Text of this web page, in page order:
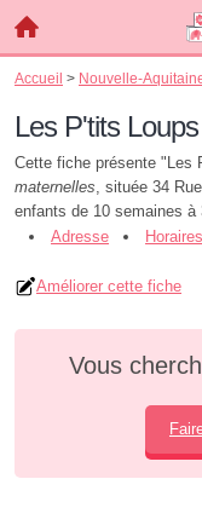
Accueil > Nouvelle-
Les P'tits Loups
Cette fiche présente "Les
maternelles, située 34
enfants de 10 semaines à
Adresse
Horaires
Améliorer cette fiche
Vous